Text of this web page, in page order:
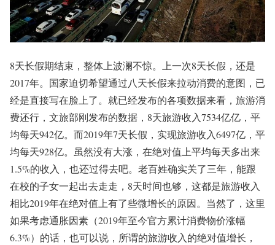
8天长假期结束，整体上波澜不惊。上一次8天长假，还是
2017年。国家迫切希望通过八天长假来拉动消费的意图，已
经是直接写在脸上了。就已经发布的各项数据来看，旅游消
费还行，文旅部刚发布的数据，8天旅游收入7534亿亿，平
均每天942亿。而2019年7天长假，实现旅游收入6497亿，平
均每天928亿。虽然没有大涨，在绝对值上平均每天多出来
1.5%的收入，也还过得去吧。老百姓确实关了三年，能跟
在校的子女一起出去走走，8天时间也够，这都是旅游收入
相比2019年在绝对值上有了些微增长的原因。当然了，这里
如果考虑通胀因素（2019年至今官方累计消费物价涨幅
6.3%）的话，也可以说，所谓的旅游收入的绝对值增长，